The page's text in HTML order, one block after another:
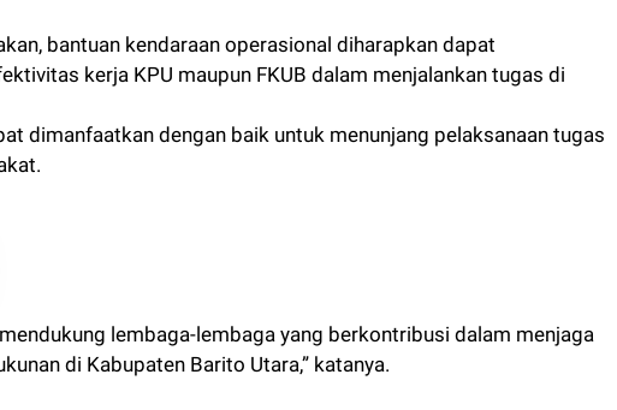
bantuan kendaraan operasional diharapkan dapat
kerja KPU maupun FKUB dalam menjalankan tugas di
dimanfaatkan dengan baik untuk menunjang pelaksanaan tugas
lembaga-lembaga yang berkontribusi dalam menjaga
di Kabupaten Barito Utara,” katanya.